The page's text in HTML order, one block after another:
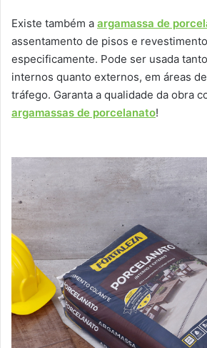
Existe também a argamassa de
assentamento de pisos e
especificamente. Pode ser usada
internos quanto externos, em áreas
tráfego. Garanta a qualidade da obra
argamassas de porcelanato!